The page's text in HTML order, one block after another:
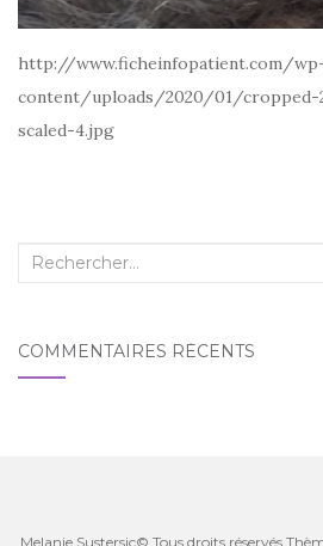
http://www.ficheinfopatient.com/
content/uploads/2020/01/cropped-
scaled-4.jpg
Recherche
COMMENTAIRES RÉCENTS
Melanie.Sustersic© Tous droits réservés